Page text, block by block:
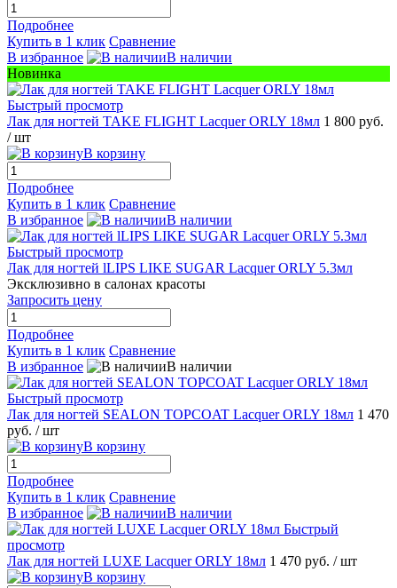
Подробнее
Купить в 1 клик Сравнение
В избранное
В наличии
Новинка
Быстрый просмотр
Лак для ногтей TAKE FLIGHT Lacquer ORLY 18мл 1 800 руб.
/ шт
В корзину
Подробнее
Купить в 1 клик Сравнение
В избранное
В наличии
Быстрый просмотр
Лак для ногтей lLIPS LIKE SUGAR Lacquer ORLY 5.3мл
Эксклюзивно в салонах красоты
Запросить цену
Подробнее
Купить в 1 клик Сравнение
В избранное
В наличии
Быстрый просмотр
Лак для ногтей SEALON TOPCOAT Lacquer ORLY 18мл 1 470
руб. / шт
В корзину
Подробнее
Купить в 1 клик Сравнение
В избранное
В наличии
Быстрый
просмотр
Лак для ногтей LUXE Lacquer ORLY 18мл 1 470 руб. / шт
В корзину